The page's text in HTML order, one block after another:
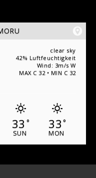
clear sky
42% Luftfeuchtigkeit
Wind: 3m/s W
MAX C 32 • MIN C 32
33 °
SUN
33 °
MON